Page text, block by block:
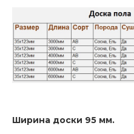
Ширина доски 95 мм.